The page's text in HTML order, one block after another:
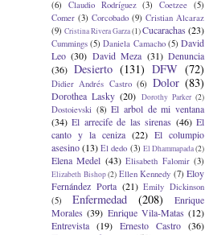
(6)
Claudio Rodríguez (3) Coetzee (5)
Comer (3) Corcobado (9) Cristian Alcaraz
(9) Cristina Rivera Garza(1)Cucarachas (23)
Cummings (5) Daniela Camacho (5) David
Leo (30) David Meza (31) Denuncia
(36) Desierto (131) DFW (72)
Didier Andrés Castro (6) Dolor (83)
Dorothea Lasky (20) Dorothy Parker (2)
Dostoievski (8) El arbol de mi ventana
(34) El arrecife de las sirenas (46) El
canto y la ceniza (22) El columpio
asesino(13) El dedo (3) El Dhammapada(2)
Elena Medel (43) Elisabeth Falomir (3)
Elizabeth Bishop(2) Ellen Kennedy (7) Eloy
Fernández Porta (21) Emily Dickinson
(5)
Enfermedad (208)
Enrique
Morales (39) Enrique Vila-Matas (12)
Entrevista (19) Ernesto Castro (36)